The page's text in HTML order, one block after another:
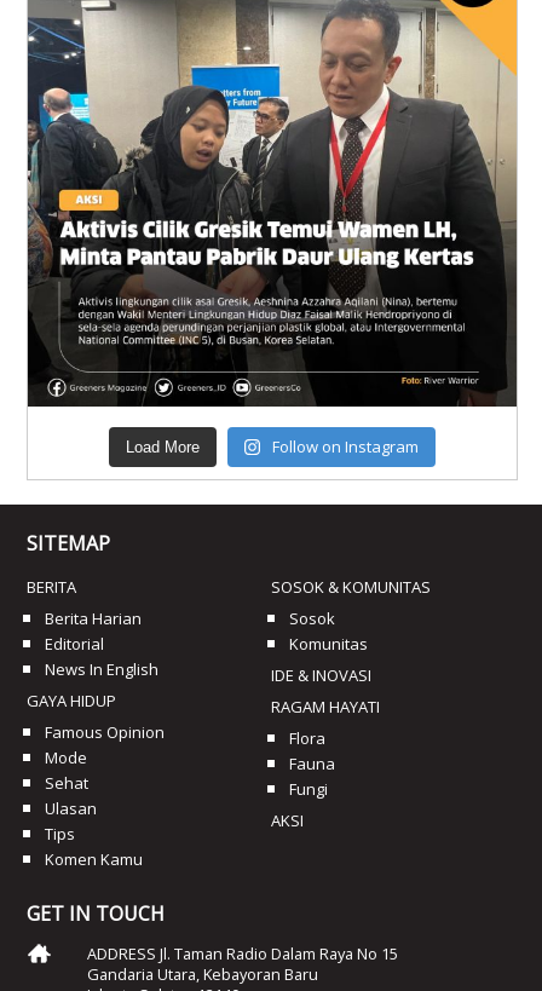
Load More Follow on Instagram
SITEMAP
BERITA
Berita Harian
Editorial
News In English
GAYA HIDUP
Famous Opinion
Mode
Sehat
Ulasan
Tips
Komen Kamu
SOSOK & KOMUNITAS
Sosok
Komunitas
IDE & INOVASI
RAGAM HAYATI
Flora
Fauna
Fungi
AKSI
GET IN TOUCH
ADDRESS Jl. Taman Radio Dalam Raya No 15
Gandaria Utara, Kebayoran Baru